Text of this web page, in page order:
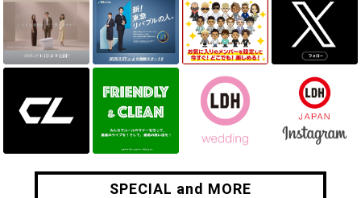
SPECIAL and MORE
SPECIAL and MORE